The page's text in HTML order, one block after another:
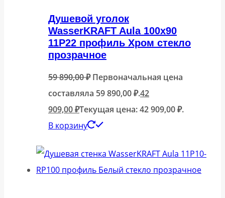
Душевой уголок
WasserKRAFT Aula 100х90
11P22 профиль Хром стекло
прозрачное
59 890,00₽ Первоначальная цена
составляла 59 890,00 ₽.42
909,00₽Текущая цена: 42 909,00 ₽.
В корзину